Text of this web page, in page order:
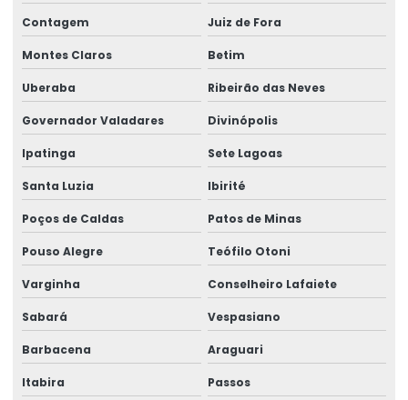
Contagem Juiz de Fora
Montes Claros Betim
Uberaba Ribeirão das Neves
Governador Valadares Divinópolis
Ipatinga Sete Lagoas
Santa Luzia Ibirité
Poços de Caldas Patos de Minas
Pouso Alegre Teófilo Otoni
Varginha Conselheiro Lafaiete
Sabará Vespasiano
Barbacena Araguari
Itabira Passos